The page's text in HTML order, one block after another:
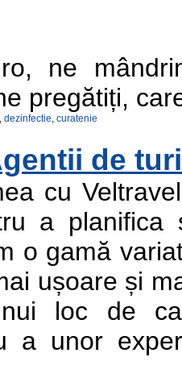
ne
pregătiți,
, dezinfectie, curatenie
de
cu
a planifica
o gamă
ușoare și
loc de
a unor